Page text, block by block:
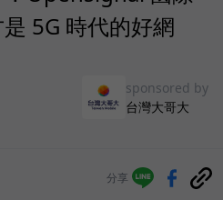
5G 時代的好網
sponsored by
台灣大哥大
分享